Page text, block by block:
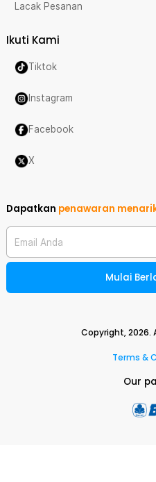
Lacak Pesanan
Ikuti Kami
Tiktok
Instagram
Facebook
X
Dapatkan penawaran
Email Anda
Mulai
Copyright,2026.
Terms &
Our